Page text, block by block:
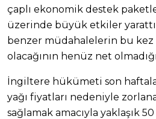
çaplı ekonomik destek
üzerinde büyük etkiler
benzer müdahalelerin bu
olacağının henüz net
İngiltere hükümeti son
yağı fiyatları nedeniyle
sağlamak amacıyla yaklaşık